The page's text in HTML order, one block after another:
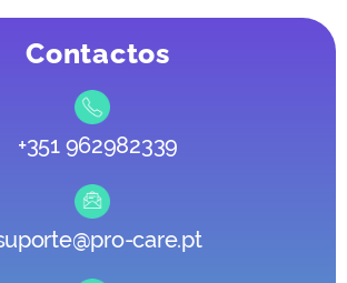
Contactos
+351 962982339
care.pt